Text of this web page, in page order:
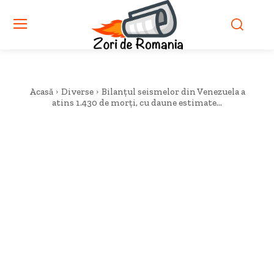
Acasă Diverse
Bilanțul seismelor din Venezuela a
atins 1.430 de morți, cu daune estimate...